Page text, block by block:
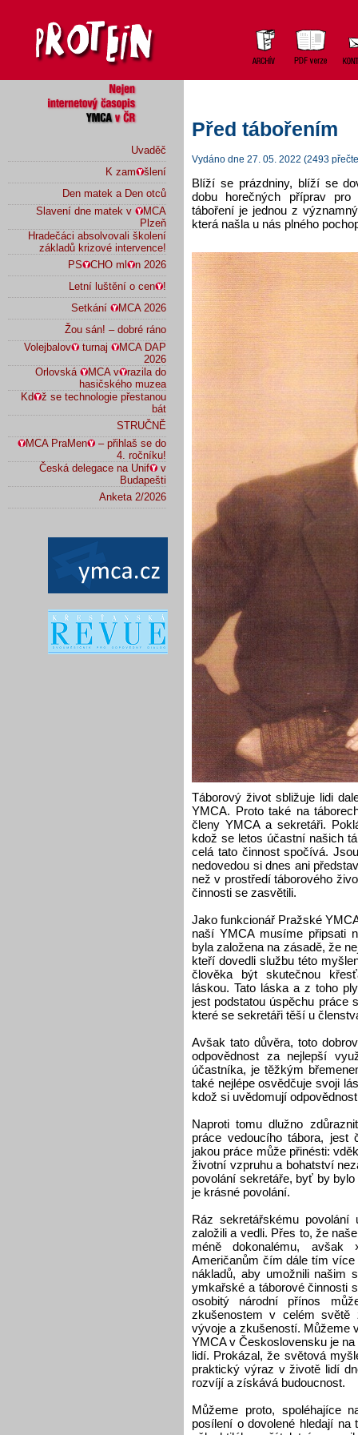
Uvaděč
K zam
šlení
Den matek a Den otců
Slavení dne matek v
MCA
Plzeň
Hradečáci absolvovali školení
základů krizové intervence!
PS
CHO ml
n 2026
Letní luštění o cen
!
Setkání
MCA 2026
Žou sán! – dobré ráno
Volejbalov
turnaj
MCA DAP
2026
Orlovská
MCA v
razila do
hasičského muzea
Kd
ž se technologie přestanou
bát
STRUČNĚ
MCA PraMen
– přihlaš se do
4. ročníku!
Česká delegace na Unif
v
Budapešti
Anketa 2/2026
Před tábořením
Vydáno dne 27. 05. 2022 (2493
Blíží se prázdniny, blíží se
dobu horečných příprav pro
táboření je jednou z
která našla u nás plného
Táborový život sbližuje lidi
YMCA. Proto také na
členy YMCA a sekretáři.
kdož se letos účastní našich
celá tato činnost spočívá.
nedovedou si dnes ani
než v prostředí táborového
činnosti se zasvětili.
Jako funkcionář Pražské
naší YMCA musíme připsati
byla založena na zásadě, že
kteří dovedli službu této
člověka být skutečnou
láskou. Tato láska a z toho
jest podstatou úspěchu práce
které se sekretáři těší u
Avšak tato důvěra, toto
odpovědnost za nejlepší
účastníka, je těžkým
také nejlépe osvědčuje svoji
kdož si uvědomují
Naproti tomu dlužno
práce vedoucího tábora, jest
jakou práce může přinésti:
životní vzpruhu a bohatství
povolání sekretáře, byť by
je krásné povolání.
Ráz sekretářskému
založili a vedli. Přes to, že
méně dokonalému, avšak
Američanům čím dále tím více
nákladů, aby umožnili našim
ymkařské a táborové činnosti
osobitý národní přínos
zkušenostem v celém
vývoje a zkušeností. Můžeme
YMCA v Československu je
lidí. Prokázal, že světová
praktický výraz v životě lidí
rozvíjí a získává budoucnost.
Můžeme proto, spoléhajíce
posílení o dovolené hledají